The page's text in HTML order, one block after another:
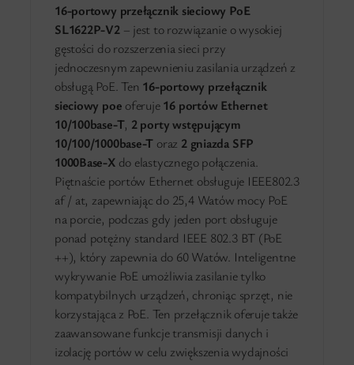
16-portowy przełącznik sieciowy PoE
SL1622P-V2– jest to rozwiązanie o wysokiej
gęstości do rozszerzenia sieci przy
jednoczesnym zapewnieniu zasilania urządzeń z
obsługą PoE. Ten 16-portowy przełącznik
sieciowy poe oferuje16 portów Ethernet
10/100base-T, 2 porty wstępującym
10/100/1000base-T oraz 2 gniazda SFP
1000Base-Xdo elastycznego połączenia.
Piętnaście portów Ethernet obsługuje IEEE802.3
af / at, zapewniając do 25,4 Watów mocy PoE
na porcie, podczas gdy jeden port obsługuje
ponad potężny standard IEEE 802.3 BT (PoE
++), który zapewnia do 60 Watów. Inteligentne
wykrywanie PoE umożliwia zasilanie tylko
kompatybilnych urządzeń, chroniąc sprzęt, nie
korzystająca z PoE. Ten przełącznik oferuje także
zaawansowane funkcje transmisji danych i
izolację portów w celu zwiększenia wydajności